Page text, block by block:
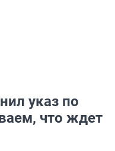
указ по
что ждет